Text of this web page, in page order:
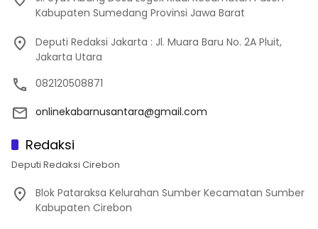
Kabupaten Sumedang Provinsi Jawa Barat
Deputi Redaksi Jakarta : Jl. Muara Baru No. 2A Pluit,
Jakarta Utara
082120508871
onlinekabarnusantara@gmail.com
Redaksi
Deputi Redaksi Cirebon
Blok Pataraksa Kelurahan Sumber Kecamatan Sumber
Kabupaten Cirebon